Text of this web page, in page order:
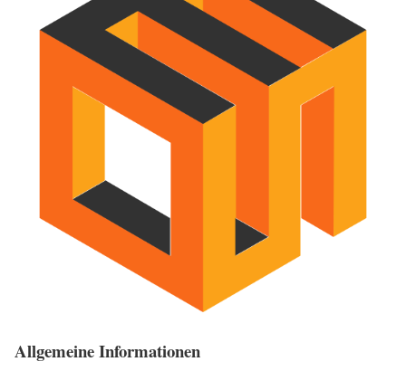
Allgemeine Informationen